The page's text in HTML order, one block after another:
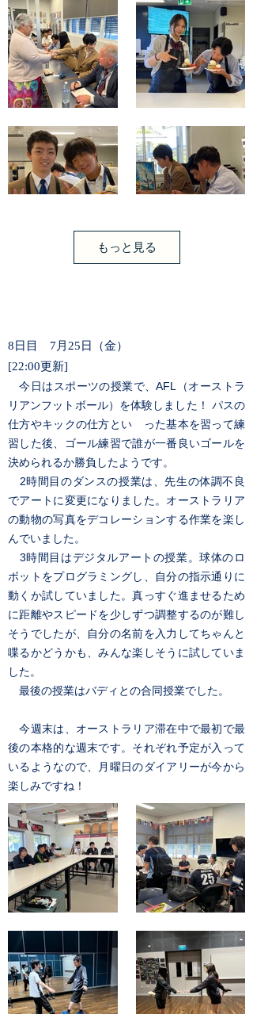
もっと見る
8日目 7月25日（金）
[22:00更新]
今日はスポーツの授業で、AFL（オーストラ
リアンフットボール）を体験しました！ パスの
仕方やキックの仕方とい った基本を習って練
習した後、ゴール練習で誰が一番良いゴールを
決められるか勝負したようです。
2時間目のダンスの授業は、先生の体調不良
でアートに変更になりました。オーストラリア
の動物の写真をデコレーションする作業を楽し
んでいました。
3時間目はデジタルアートの授業。球体のロ
ボットをプログラミングし、自分の指示通りに
動くか試していました。真っすぐ進ませるため
に距離やスピードを少しずつ調整するのが難し
そうでしたが、自分の名前を入力してちゃんと
喋るかどうかも、みんな楽しそうに試していま
した。
最後の授業はバディとの合同授業でした。
今週末は、オーストラリア滞在中で最初で最
後の本格的な週末です。それぞれ予定が入って
いるようなので、月曜日のダイアリーが今から
楽しみですね！